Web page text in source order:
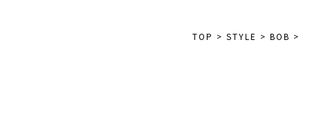
TOP > STYLE > BOB >